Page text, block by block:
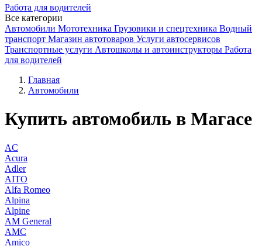
Работа для водителей
Все категории
Автомобили Мототехника Грузовики и спецтехника Водный
транспорт Магазин автотоваров Услуги автосервисов
Транспортные услуги Автошколы и автоинструкторы Работа
для водителей
Главная
Автомобили
Купить автомобиль в Магасе
AC
Acura
Adler
AITO
Alfa Romeo
Alpina
Alpine
AM General
AMC
Amico